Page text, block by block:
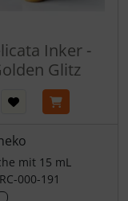
Inker -
Glitz
mit 15 mL
000-191